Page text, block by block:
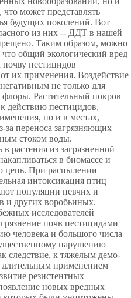
может представлять
будущих поколений. Вот
из них -- ДДТ в нашей
Таким образом, можно
что общий экологический вред
пестицидов
их применения. Воздействие
не только для
Растительный покров
действию пестицидов,
но и в местах,
за переноса загрязняющих
стоком воды.
растения из загрязненной
в биомассе и
цепь. При распылении
интоксикация птиц
популяции певчих и
и других воробьиных.
исследователей
почв пестицидами
человека и большого числа
нарушению
следствие, к тяжелым демо-
длительным применением
резистентных
новых вредных